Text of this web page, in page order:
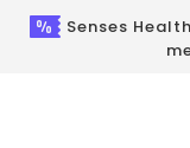
Senses